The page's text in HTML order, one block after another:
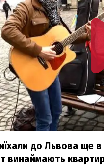
до Львова ще
винаймають